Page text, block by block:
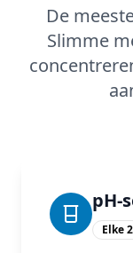
De
Slimme
Elke